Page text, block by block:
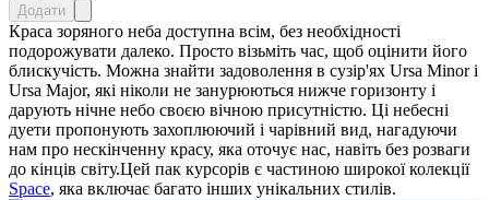
Додати
Краса зоряного неба доступна всім, без необхідності
подорожувати далеко. Просто візьміть час, щоб оцінити його
блискучість. Можна знайти задоволення в сузір'ях Ursa Minor і
Ursa Major, які ніколи не занурюються нижче горизонту і
дарують нічне небо своєю вічною присутністю. Ці небесні
дуети пропонують захоплюючий і чарівний вид, нагадуючи
нам про нескінченну красу, яка оточує нас, навіть без розваги
до кінців світу.Цей пак курсорів є частиною широкої колекції
Space, яка включає багато інших унікальних стилів.